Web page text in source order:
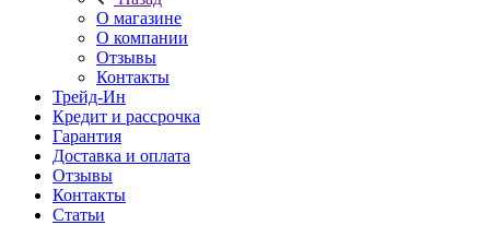
О магазине
О компании
Отзывы
Контакты
Трейд-Ин
Кредит и рассрочка
Гарантия
Доставка и оплата
Отзывы
Контакты
Статьи